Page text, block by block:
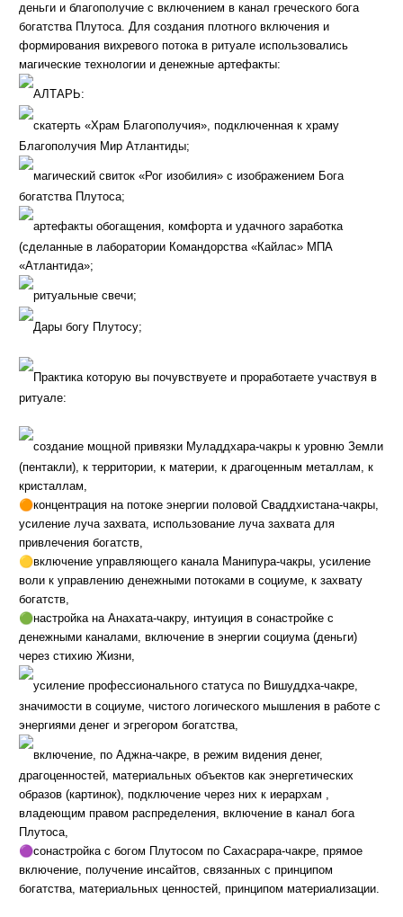
деньги и благополучие с включением в канал греческого бога
богатства Плутоса. Для создания плотного включения и
формирования вихревого потока в ритуале использовались
магические технологии и денежные артефакты:
АЛТАРЬ:
скатерть «Храм Благополучия», подключенная к храму
Благополучия Мир Атлантиды;
магический свиток «Рог изобилия» с изображением Бога
богатства Плутоса;
артефакты обогащения, комфорта и удачного заработка
(сделанные в лаборатории Командорства «Кайлас» МПА
«Атлантида»;
ритуальные свечи;
Дары богу Плутосу;
Практика которую вы почувствуете и проработаете участвуя в
ритуале:
создание мощной привязки Муладдхара-чакры к уровню Земли
(пентакли), к территории, к материи, к драгоценным металлам, к
кристаллам,
🟠концентрация на потоке энергии половой Сваддхистана-чакры,
усиление луча захвата, использование луча захвата для
привлечения богатств,
🟡включение управляющего канала Манипура-чакры, усиление
воли к управлению денежными потоками в социуме, к захвату
богатств,
🟢настройка на Анахата-чакру, интуиция в сонастройке с
денежными каналами, включение в энергии социума (деньги)
через стихию Жизни,
усиление профессионального статуса по Вишуддха-чакре,
значимости в социуме, чистого логического мышления в работе с
энергиями денег и эгрегором богатства,
включение, по Аджна-чакре, в режим видения денег,
драгоценностей, материальных объектов как энергетических
образов (картинок), подключение через них к иерархам ,
владеющим правом распределения, включение в канал бога
Плутоса,
🟣сонастройка с богом Плутосом по Сахасрара-чакре, прямое
включение, получение инсайтов, связанных с принципом
богатства, материальных ценностей, принципом материализации.